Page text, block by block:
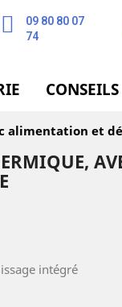
09 80 80 07
74
CONSEILS
alimentation et
intégré